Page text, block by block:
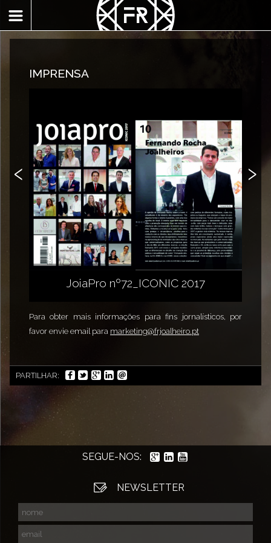
IMPRENSA
‹ ›
JoiaPro nº72_ICONIC 2017
Para obter mais informações para fins jornalísticos, por
favor envie email para marketing@frjoalheiro.pt
PARTILHAR:
SEGUE-NOS:
NEWSLETTER